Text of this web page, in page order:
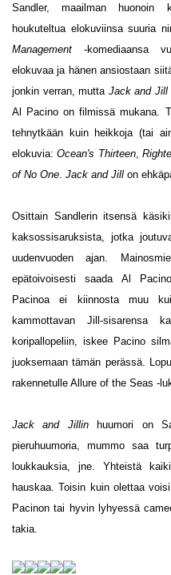
Sandler, maailman huonoin
houkuteltua elokuviinsa suuria
Management -komediaansa
elokuvaa ja hänen ansiostaan
jonkin verran, mutta Jack and Jill
Al Pacino on filmissä mukana.
tehnytkään kuin heikkoja (tai
elokuvia:Ocean's Thirteen,
of No One. Jack and Jill on
Osittain Sandlerin itsensä
kaksossisaruksista, jotka
uudenvuoden ajan.
epätoivoisesti saada Al
Pacinoa ei kiinnosta muu
kammottavan Jill-sisarensa
koripallopeliin, iskee Pacino
juoksemaan tämän perässä.
rakennetulle Allure of the Seas -
Jack and Jillin
huumori on
pieruhuumoria, mummo saa
loukkauksia, jne. Yhteistä
hauskaa. Toisin kuin olettaa
Pacinon tai hyvin lyhyessä
takia.